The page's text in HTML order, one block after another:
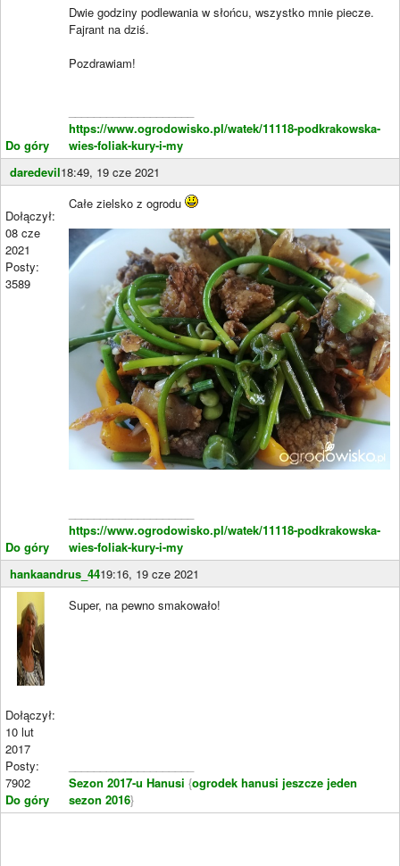
Do góry
Dwie godziny podlewania w słońcu, wszystko mnie piecze.
Fajrant na dziś.
Pozdrawiam!
https://www.ogrodowisko.pl/watek/11118-podkrakowska-
wies-foliak-kury-i-my
daredevil18:49, 19 cze 2021
Dołączył:
08 cze
2021
Posty:
3589
Do góry
Całe zielsko z ogrodu
https://www.ogrodowisko.pl/watek/11118-podkrakowska-
wies-foliak-kury-i-my
hankaandrus_4419:16, 19 cze 2021
Dołączył:
10 lut
2017
Posty:
7902
Do góry
Super, na pewno smakowało!
Sezon 2017-u Hanusi {ogrodek hanusi jeszcze jeden
sezon 2016}